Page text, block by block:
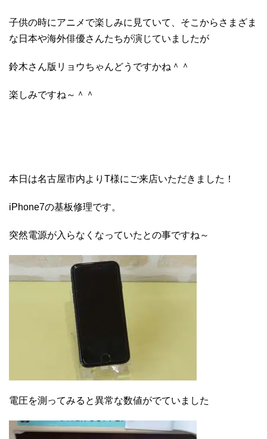
子供の時にアニメで楽しみに見ていて、そこからさまざま
な日本や海外俳優さんたちが演じていましたが
鈴木さん版リョウちゃんどうですかね＾＾
楽しみですね～＾＾
本日は名古屋市内よりT様にご来店いただきました！
iPhone7の基板修理です。
突然電源が入らなくなっていたとの事ですね～
電圧を測ってみると異常な数値がでていました